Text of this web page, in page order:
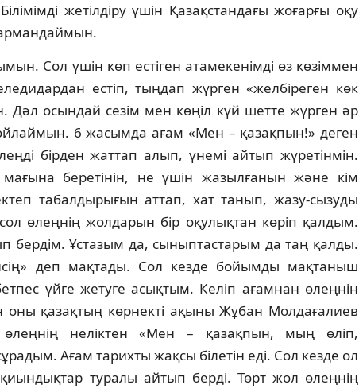
жетілдіру үшін Қазақстандағы жоғарғы оқу
армандаймын.
Сол үшін көп естіген атамекенімді өз көзіммен
естіп, тыңдап жүрген «желбіреген көк
Дәл осындай сезім мен көңіл күй шетте жүрген әр
6 жасымда ағам «Мен – қазақпын!» деген
бірден жаттап алып, үнемі айтып жүретінмін.
беретінін, не үшін жазылғанын және кім
табалдырығын аттап, хат танып, жазу-сызуды
өлеңнің жолдарын бір оқулықтан көріп қалдым.
бердім. Ұстазым да, сыныптастарым да таң қалды.
деп мақтады. Сол кезде бойымды мақтаныш
үйге жетуге асықтым. Келіп ағамнан өлеңнін
қазақтың көрнекті ақыны Жұбан Молдағалиев
неліктен «Мен – қазақпын, мың өліп,
Ағам тарихты жақсы білетін еді. Сол кезде ол
туралы айтып берді. Төрт жол өлеңнің